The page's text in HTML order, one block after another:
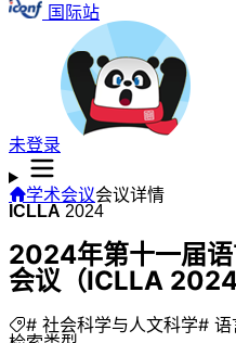
国际站
未登录
学术会议会议详情
ICLLA 2024
2024年第十一届
会议（ICLLA 2024
# 社会科学与人文科学# 语